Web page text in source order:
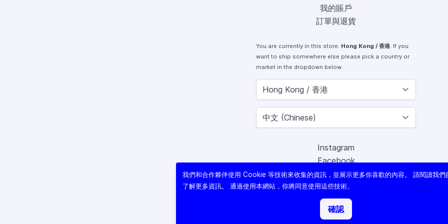
我的賬戶
訂單與退貨
You are currently in this store: Hong Kong / 香港. If you
want to ship somewhere else please pick a country or
market in the dropdown below.
Instagram
Facebook
X (Twitter)
Youtube
Lomography
我們和合作夥伴使用 Cookie 等技術來收集的資訊，並展示更多你喜歡的內容。 請閱讀我們
了解更多資訊。 通過使用本網站，你將同意使用這些技術。
確認